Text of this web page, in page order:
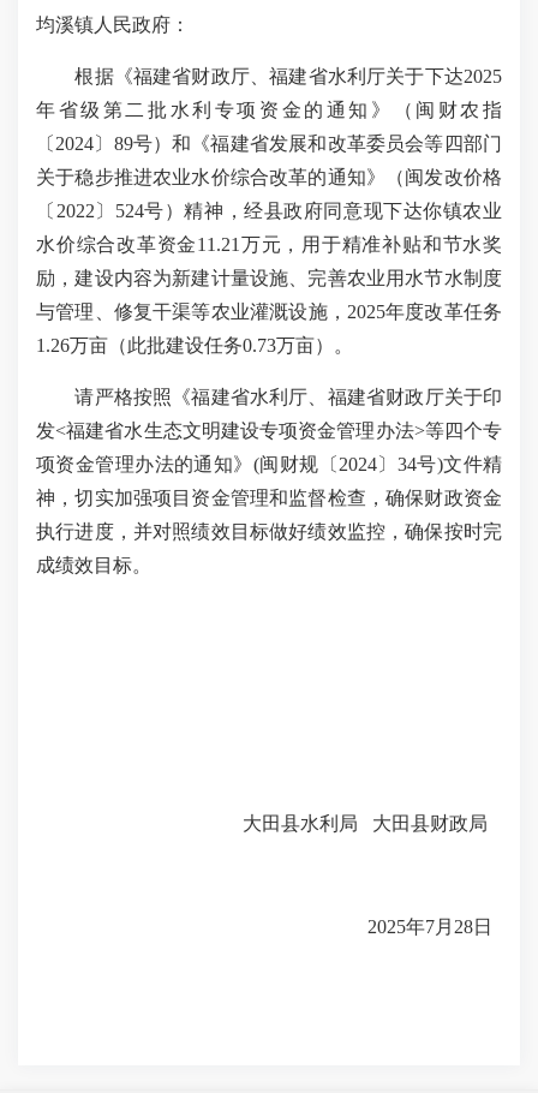
均溪镇人民政府：
根据《福建省财政厅、福建省水利厅关于下达2025
年省级第二批水利专项资金的通知》（闽财农指
〔 2024〕 89号）和《福建省发展和改革委员会等四部门
关于稳步推进农业水价综合改革的通知》（闽发改价格
〔 2022 〕 524号）精神，经县政府同意现下达你镇农业
水价综合改革资金11.21 万元， 用于精准补贴和节水奖
励，建设内容为新建计量设施、完善农业用水节水制度
与管理、修复干渠等农业灌溉设施， 2025年度改革任务
1.26万亩（此批建设任务0.73万亩）。
请严格按照
《福建省水利厅、福建省财政厅关于印
发<福建省水生态文明建设专项资金管理办法>等四个专
项资金管理办法的通知》 (闽财规 〔 2024〕 34号)文件精
神，切实加强项目资金管理和监督检查，确保财政资金
执行进度，并对照绩效目标做好绩效监控，确保按时完
成绩效目标。
大田县水利局 大田县财政局
2025年7月 28日